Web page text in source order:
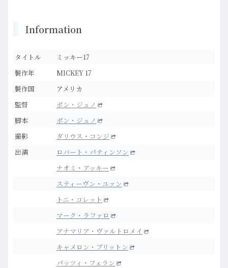
Information
タイトル
ミッキー17
製作年
MICKEY 17
製作国
アメリカ
監督
ポン・ジュノ
脚本
ポン・ジュノ
撮影
ダリウス・コンジ
出演
ロバート・パティンソン
ナオミ・アッキー
スティーヴン・ユァン
トニ・コレット
マーク・ラファロ
アナマリア・ヴァルトロメイ
キャメロン・ブリットン
パッツィ・フェラン